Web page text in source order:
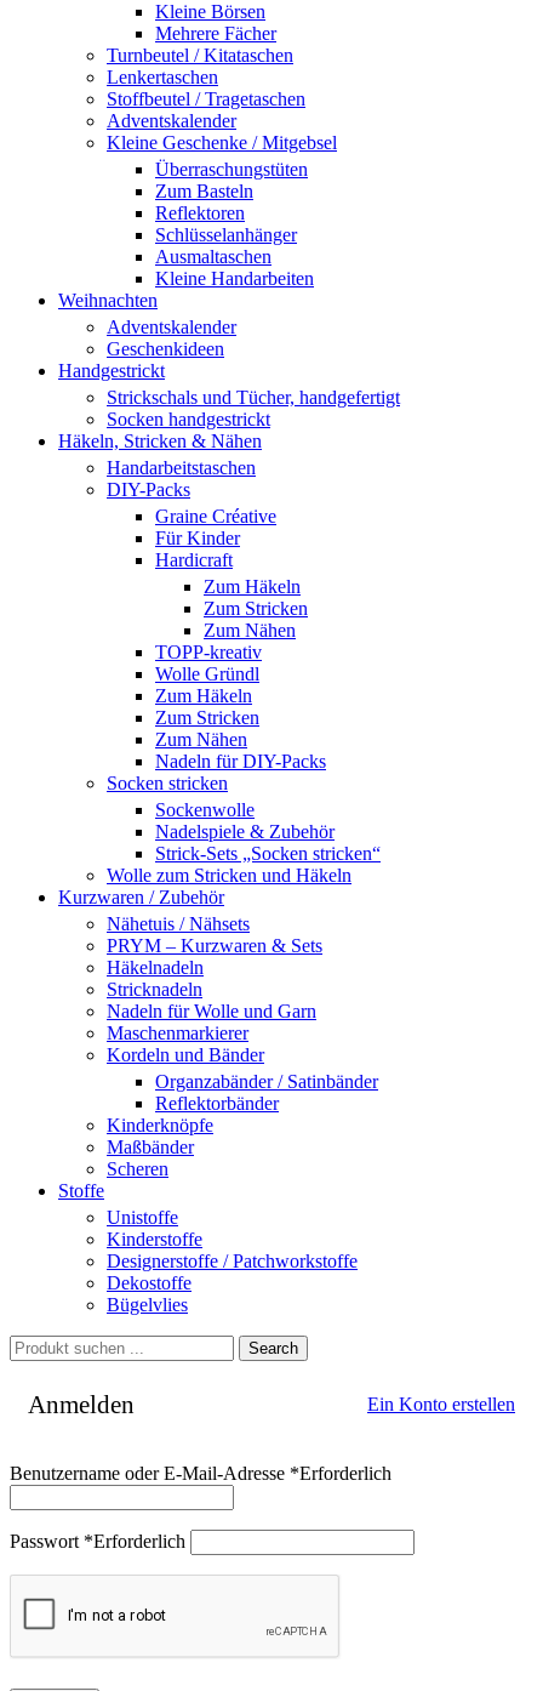
Kleine Börsen
Mehrere Fächer
Turnbeutel / Kitataschen
Lenkertaschen
Stoffbeutel / Tragetaschen
Adventskalender
Kleine Geschenke / Mitgebsel
Überraschungstüten
Zum Basteln
Reflektoren
Schlüsselanhänger
Ausmaltaschen
Kleine Handarbeiten
Weihnachten
Adventskalender
Geschenkideen
Handgestrickt
Strickschals und Tücher, handgefertigt
Socken handgestrickt
Häkeln, Stricken & Nähen
Handarbeitstaschen
DIY-Packs
Graine Créative
Für Kinder
Hardicraft
Zum Häkeln
Zum Stricken
Zum Nähen
TOPP-kreativ
Wolle Gründl
Zum Häkeln
Zum Stricken
Zum Nähen
Nadeln für DIY-Packs
Socken stricken
Sockenwolle
Nadelspiele & Zubehör
Strick-Sets „Socken stricken“
Wolle zum Stricken und Häkeln
Kurzwaren / Zubehör
Nähetuis / Nähsets
PRYM – Kurzwaren & Sets
Häkelnadeln
Stricknadeln
Nadeln für Wolle und Garn
Maschenmarkierer
Kordeln und Bänder
Organzabänder / Satinbänder
Reflektorbänder
Kinderknöpfe
Maßbänder
Scheren
Stoffe
Unistoffe
Kinderstoffe
Designerstoffe / Patchworkstoffe
Dekostoffe
Bügelvlies
Search
Anmelden Ein Konto erstellen
Benutzername oder E-Mail-Adresse *Erforderlich
Passwort *Erforderlich